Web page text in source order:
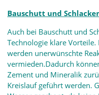
Bauschutt und
Auch bei Bauschutt und
Technologie klare
werden unerwünschte
vermieden.Dadurch
Zement und Mineralik
Kreislauf geführt werden.